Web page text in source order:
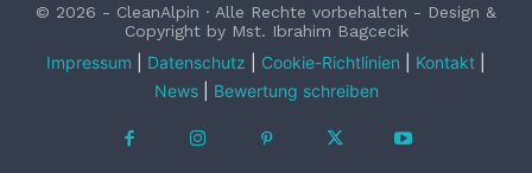
© 2026 - CleanAlpin · Alle Rechte vorbehalten - Design &
Copyright by Mst. Ibrahim Bagcecik
Impressum Datenschutz Cookie-Richtlinien Kontakt
News
Bewertung schreiben